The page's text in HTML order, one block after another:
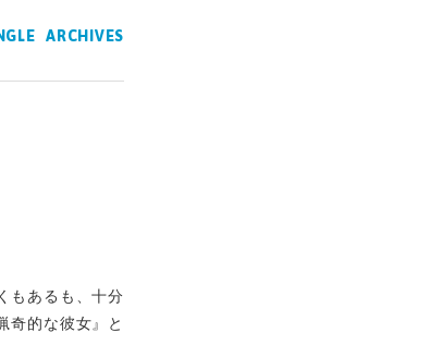
ARCHIVES
もあるも、十分
奇的な彼女』と